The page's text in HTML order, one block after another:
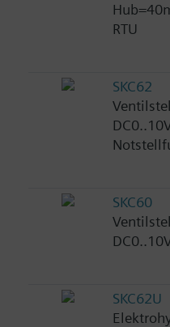
RTU
SKC62
SKC60
SKC62U